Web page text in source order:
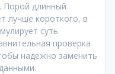
Порой длинный
лучше короткого, в
суть
проверка
надежно заменить